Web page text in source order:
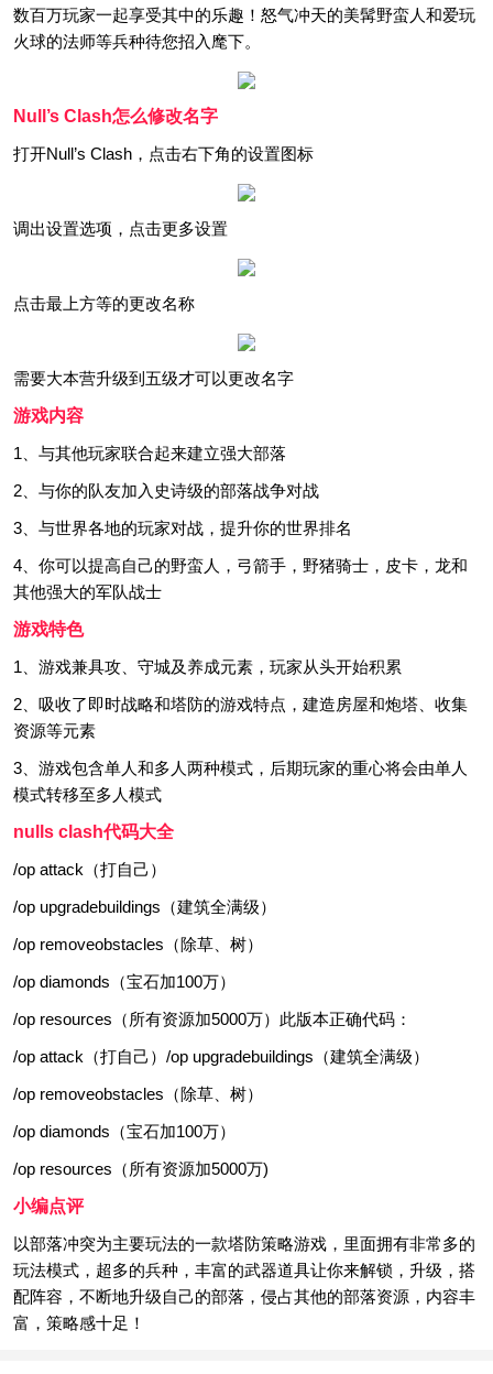
数百万玩家一起享受其中的乐趣！怒气冲天的美髯野蛮人和爱玩
火球的法师等兵种待您招入麾下。
Null’s Clash怎么修改名字
打开Null’s Clash，点击右下角的设置图标
调出设置选项，点击更多设置
点击最上方等的更改名称
需要大本营升级到五级才可以更改名字
游戏内容
1、与其他玩家联合起来建立强大部落
2、与你的队友加入史诗级的部落战争对战
3、与世界各地的玩家对战，提升你的世界排名
4、你可以提高自己的野蛮人，弓箭手，野猪骑士，皮卡，龙和
其他强大的军队战士
游戏特色
1、游戏兼具攻、守城及养成元素，玩家从头开始积累
2、吸收了即时战略和塔防的游戏特点，建造房屋和炮塔、收集
资源等元素
3、游戏包含单人和多人两种模式，后期玩家的重心将会由单人
模式转移至多人模式
nulls clash代码大全
/op attack（打自己）
/op upgradebuildings（建筑全满级）
/op removeobstacles（除草、树）
/op diamonds（宝石加100万）
/op resources（所有资源加5000万）此版本正确代码：
/op attack（打自己）/op upgradebuildings（建筑全满级）
/op removeobstacles（除草、树）
/op diamonds（宝石加100万）
/op resources（所有资源加5000万)
小编点评
以部落冲突为主要玩法的一款塔防策略游戏，里面拥有非常多的
玩法模式，超多的兵种，丰富的武器道具让你来解锁，升级，搭
配阵容，不断地升级自己的部落，侵占其他的部落资源，内容丰
富，策略感十足！